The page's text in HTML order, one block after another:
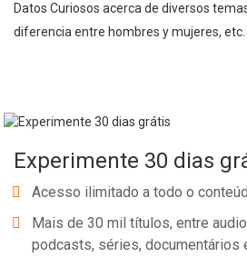
Datos Curiosos acerca de diversos
diferencia entre hombres y mujeres, etc.
Experimente 30 dias
Acesso ilimitado a todo o
Mais de 30 mil títulos, entre
podcasts, séries, documentários